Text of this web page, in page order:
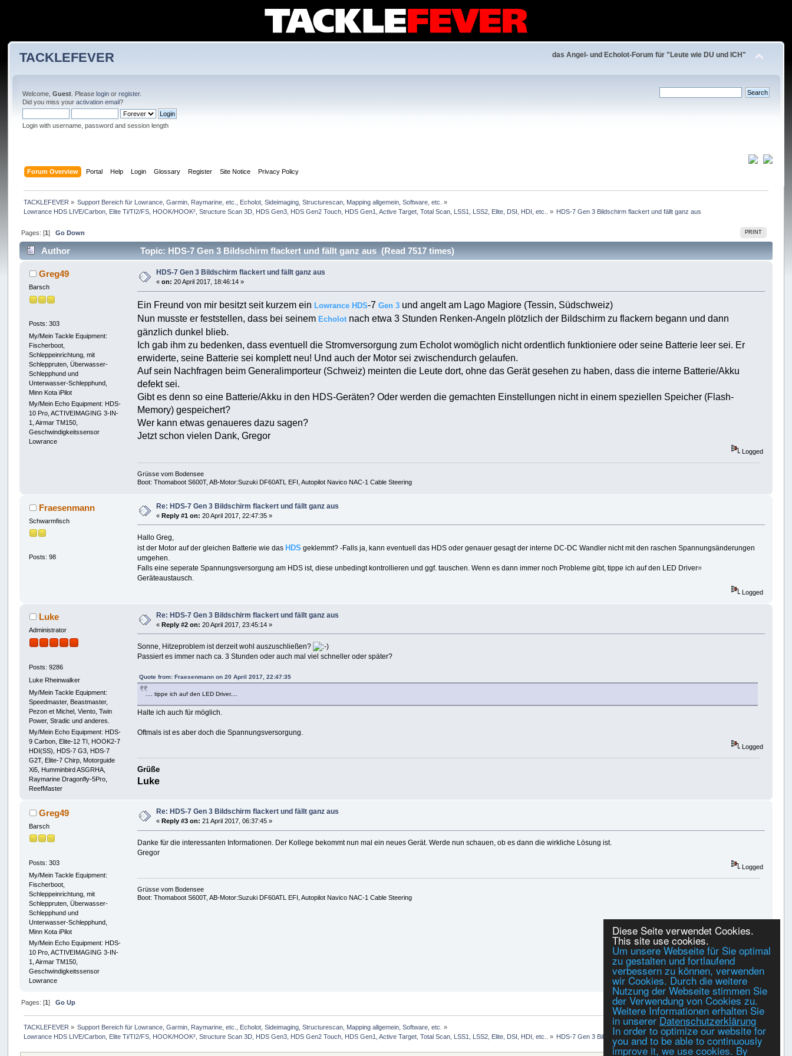
Diese Seite verwendet Cookies.
This site use cookies.
Um unsere Webseite für Sie optimal
zu gestalten und fortlaufend
verbessern zu können, verwenden
wir Cookies. Durch die weitere
Nutzung der Webseite stimmen Sie
der Verwendung von Cookies zu.
Weitere Informationen erhalten Sie
in unserer Datenschutzerklärung
In order to optimize our website for
you and to be able to continuously
improve it, we use cookies. By
TACKLEFEVER das Angel- und Echolot-Forum für "Leute wie DU und ICH"
Welcome,Guest . Pleaselogin orregister.
Did you miss youractivation email?
Login with username, password and session length
Forum Overview Portal Help Login Glossary Register Site Notice Privacy Policy
TACKLEFEVER » Support Bereich für Lowrance, Garmin, Raymarine, etc., Echolot, Sideimaging, Structurescan, Mapping allgemein, Software, etc. »
Lowrance HDS LIVE/Carbon, Elite Ti/TI2/FS, HOOK/HOOK², Structure Scan 3D, HDS Gen3, HDS Gen2 Touch, HDS Gen1, Active Target, Total Scan, LSS1, LSS2, Elite, DSI, HDI, etc..
» HDS-7 Gen 3 Bildschirm flackert und fällt ganz aus
PRINT
Pages: [1] Go Down
Author Topic: HDS-7 Gen 3 Bildschirm flackert und fällt ganz aus (Read 7517 times)
Greg49
Barsch
Posts: 303
My/Mein Tackle Equipment:
Fischerboot,
Schleppeinrichtung, mit
Schleppruten, Überwasser-
Schlepphund und
Unterwasser-Schlepphund,
Minn Kota iPilot
My/Mein Echo Equipment: HDS-
10 Pro, ACTIVEIMAGING 3-IN-
1, Airmar TM150,
Geschwindigkeitssensor
Lowrance
HDS-7 Gen 3 Bildschirm flackert und fällt ganz aus
«on: 20 April 2017, 18:46:14 »
Ein Freund von mir besitzt seit kurzem ein Lowrance HDS-7Gen 3 und angelt am Lago Magiore (Tessin, Südschweiz)
Nun musste er feststellen, dass bei seinem Echolot nach etwa 3 Stunden Renken-Angeln plötzlich der Bildschirm zu flackern begann und dann
gänzlich dunkel blieb.
Ich gab ihm zu bedenken, dass eventuell die Stromversorgung zum Echolot womöglich nicht ordentlich funktioniere oder seine Batterie leer sei. Er
erwiderte, seine Batterie sei komplett neu! Und auch der Motor sei zwischendurch gelaufen.
Auf sein Nachfragen beim Generalimporteur (Schweiz) meinten die Leute dort, ohne das Gerät gesehen zu haben, dass die interne Batterie/Akku
defekt sei.
Gibt es denn so eine Batterie/Akku in den HDS-Geräten? Oder werden die gemachten Einstellungen nicht in einem speziellen Speicher (Flash-
Memory) gespeichert?
Wer kann etwas genaueres dazu sagen?
Jetzt schon vielen Dank, Gregor
Logged
Grüsse vom Bodensee
Boot: Thomaboot S600T, AB-Motor:Suzuki DF60ATL EFI, Autopilot Navico NAC-1 Cable Steering
Fraesenmann
Schwarmfisch
Posts: 98
Re: HDS-7 Gen 3 Bildschirm flackert und fällt ganz aus
«Reply #1 on: 20 April 2017, 22:47:35 »
Hallo Greg,
ist der Motor auf der gleichen Batterie wie das HDS geklemmt? -Falls ja, kann eventuell das HDS oder genauer gesagt der interne DC-DC Wandler nicht mit den raschen Spannungsänderungen
umgehen.
Falls eine seperate Spannungsversorgung am HDS ist, diese unbedingt kontrollieren und ggf. tauschen. Wenn es dann immer noch Probleme gibt, tippe ich auf den LED Driver=
Geräteaustausch.
Logged
Luke
Administrator
Posts: 9286
Luke Rheinwalker
My/Mein Tackle Equipment:
Speedmaster, Beastmaster,
Pezon et Michel, Viento, Twin
Power, Stradic und anderes.
My/Mein Echo Equipment: HDS-
9 Carbon, Elite-12 TI, HOOK2-7
HDI(SS), HDS-7 G3, HDS-7
G2T, Elite-7 Chirp, Motorguide
Xi5, Humminbird ASGRHA,
Raymarine Dragonfly-5Pro,
ReefMaster
Re: HDS-7 Gen 3 Bildschirm flackert und fällt ganz aus
«Reply #2 on: 20 April 2017, 23:45:14 »
Sonne, Hitzeproblem ist derzeit wohl auszuschließen?
Passiert es immer nach ca. 3 Stunden oder auch mal viel schneller oder später?
Quote from: Fraesenmann on 20 April 2017, 22:47:35
.... tippe ich auf den LED Driver....
Halte ich auch für möglich.
Oftmals ist es aber doch die Spannungsversorgung.
Logged
Grüße
Luke
Greg49
Barsch
Posts: 303
My/Mein Tackle Equipment:
Fischerboot,
Schleppeinrichtung, mit
Schleppruten, Überwasser-
Schlepphund und
Unterwasser-Schlepphund,
Minn Kota iPilot
My/Mein Echo Equipment: HDS-
10 Pro, ACTIVEIMAGING 3-IN-
1, Airmar TM150,
Geschwindigkeitssensor
Lowrance
Re: HDS-7 Gen 3 Bildschirm flackert und fällt ganz aus
«Reply #3 on: 21 April 2017, 06:37:45 »
Danke für die interessanten Informationen. Der Kollege bekommt nun mal ein neues Gerät. Werde nun schauen, ob es dann die wirkliche Lösung ist.
Gregor
Logged
Grüsse vom Bodensee
Boot: Thomaboot S600T, AB-Motor:Suzuki DF60ATL EFI, Autopilot Navico NAC-1 Cable Steering
PRINT
Pages: [1] Go Up
TACKLEFEVER » Support Bereich für Lowrance, Garmin, Raymarine, etc., Echolot, Sideimaging, Structurescan, Mapping allgemein, Software, etc. »
Lowrance HDS LIVE/Carbon, Elite Ti/TI2/FS, HOOK/HOOK², Structure Scan 3D, HDS Gen3, HDS Gen2 Touch, HDS Gen1, Active Target, Total Scan, LSS1, LSS2, Elite, DSI, HDI, etc..
» HDS-7 Gen 3 Bildschirm flackert und fällt ganz aus